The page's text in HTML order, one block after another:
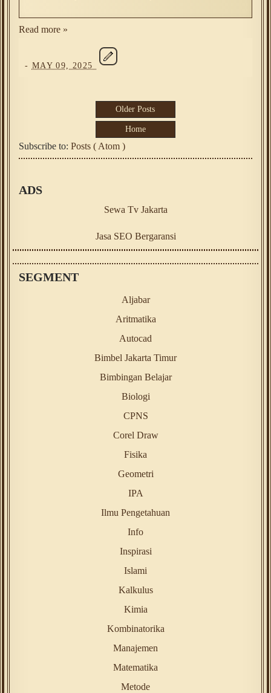
Read more »
- MAY 09, 2025
Older Posts
Home
Subscribe to: Posts ( Atom )
ADS
Sewa Tv Jakarta
Jasa SEO Bergaransi
SEGMENT
Aljabar
Aritmatika
Autocad
Bimbel Jakarta Timur
Bimbingan Belajar
Biologi
CPNS
Corel Draw
Fisika
Geometri
IPA
Ilmu Pengetahuan
Info
Inspirasi
Islami
Kalkulus
Kimia
Kombinatorika
Manajemen
Matematika
Metode